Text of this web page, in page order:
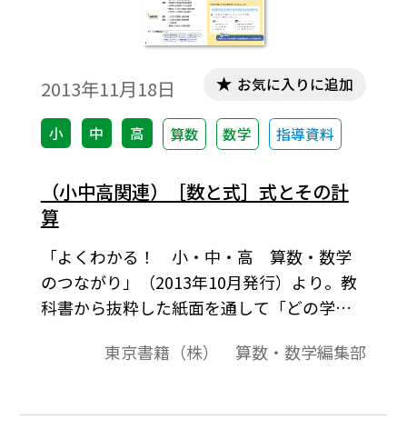
2013年11月18日
小 中 高 算数 数学 指導資料
お気に入りに追加
（小中高関連）［数と式］式とその計
算
「よくわかる！ 小・中・高 算数・数学
のつながり」（2013年10月発行）より。教
科書から抜粋した紙面を通して「どの学年
いるか」が概観できるようになっておりま
説明，学習段階・学習内容の一覧，学習内
東京書籍（株） 算数・数学編集部